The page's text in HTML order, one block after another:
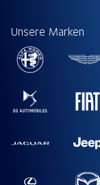
Unsere Marken